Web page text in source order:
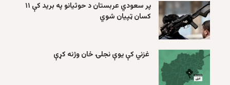
پر سعودي عربستان د حوثیانو په برید کې ۱۱
کسان ټپیان شوي
غزني کې یوې نجلۍ ځان وژنه کړې